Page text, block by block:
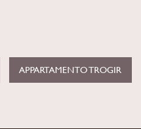
APPARTAMENTO TROGIR